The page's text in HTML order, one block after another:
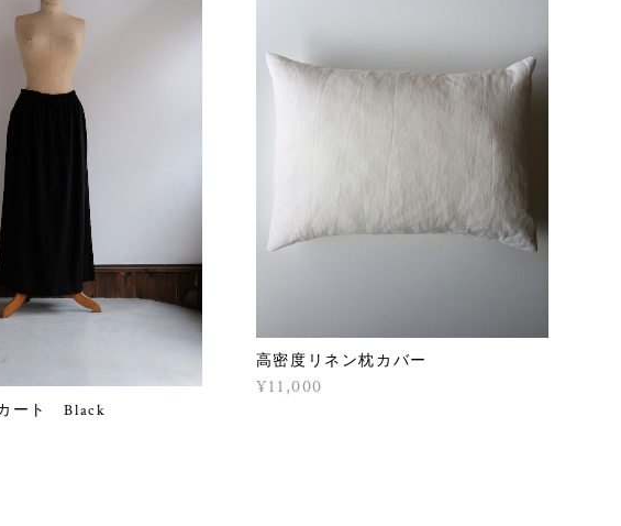
ート Black
高密度リネン枕カバー
¥11,000